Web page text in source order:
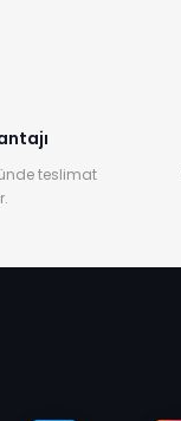
teslimat